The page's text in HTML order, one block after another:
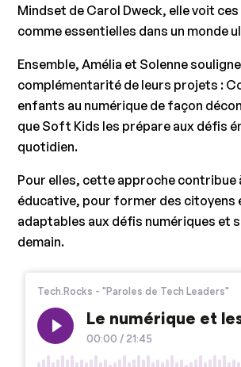
Mindset de Carol Dweck, elle voit
comme essentielles dans un monde
Ensemble, Amélia et Solenne
complémentarité de leurs projets :
enfants au numérique de façon
que Soft Kids les prépare aux défis
quotidien.
Pour elles, cette approche contribue
éducative, pour former des citoyens
adaptables aux défis numériques et
demain.